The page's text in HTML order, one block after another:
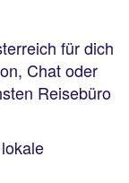
für dich
Chat oder
Reisebüro